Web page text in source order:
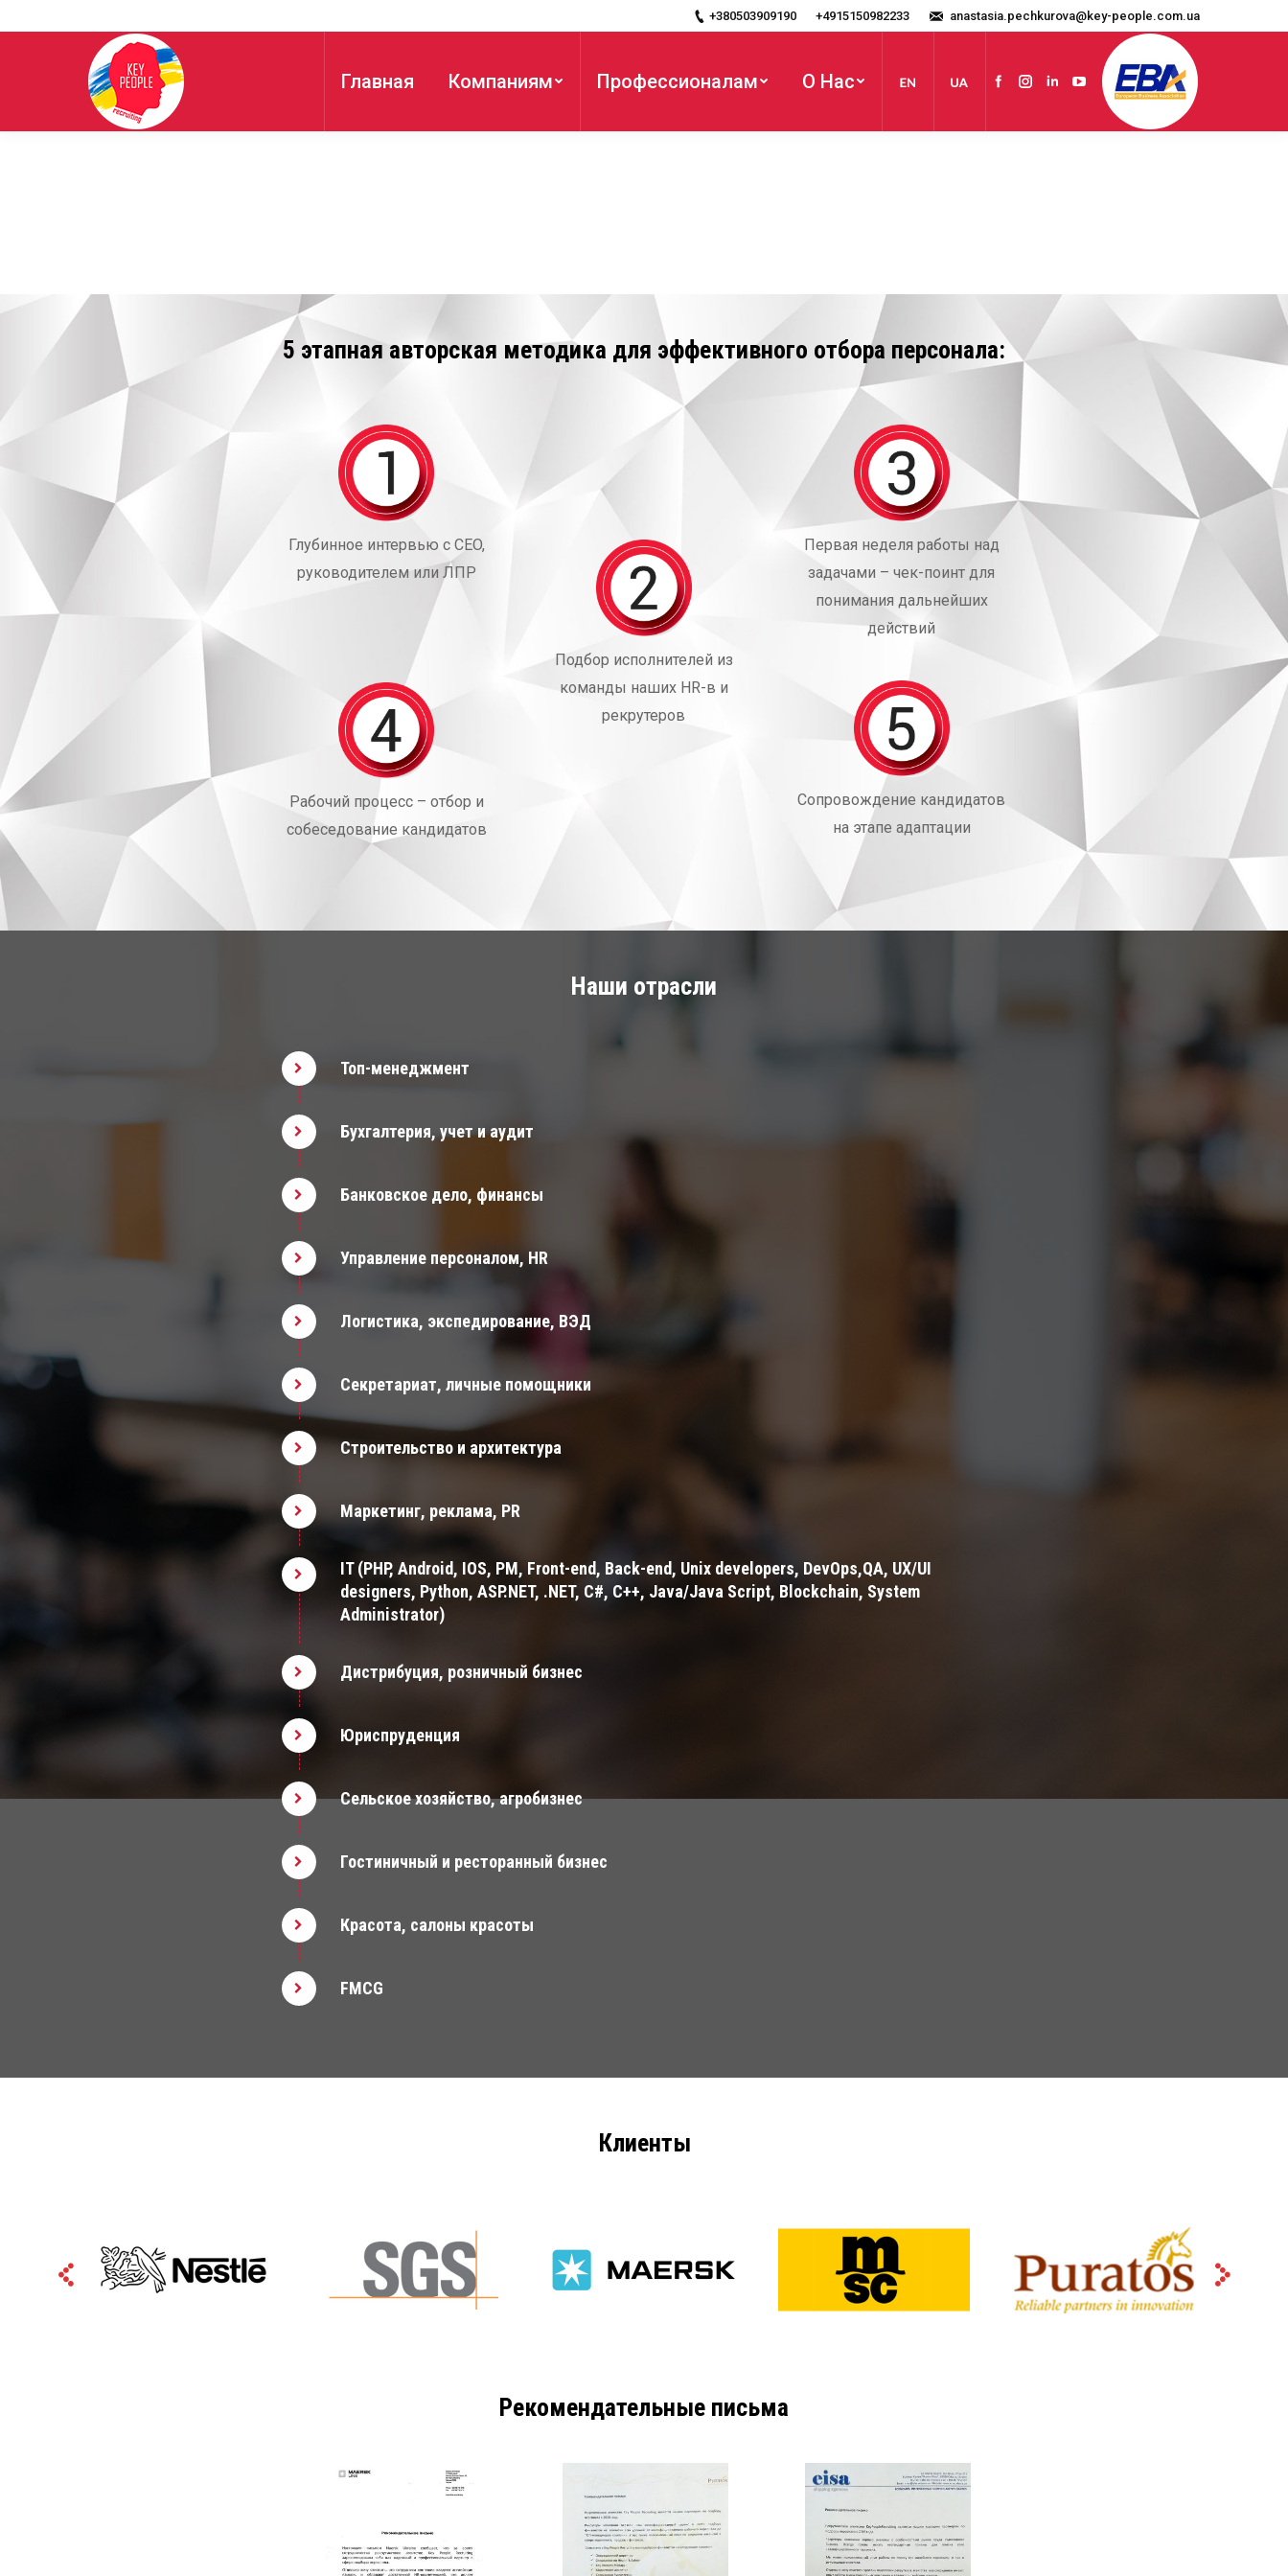
+380503909190 +4915150982233 anastasia.pechkurova@key-people.com.ua
Главная Компаниям Профессионалам О Нас Facebook
Instagram
LinkedinYouTube
Сайт
5 этапная авторская методика для эффективного отбора персонала:
Глубинное интервью с CEO,
руководителем или ЛПР
Рабочий процесс – отбор и
собеседование кандидатов
Подбор исполнителей из
команды наших HR-в и
рекрутеров
Первая неделя работы над
задачами – чек-поинт для
понимания дальнейших
действий
Сопровождение кандидатов
на этапе адаптации
Наши отрасли
Топ-менеджмент
Бухгалтерия, учет и аудит
Банковское дело, финансы
Управление персоналом, HR
Логистика, экспедирование, ВЭД
Секретариат, личные помощники
Строительство и архитектура
Маркетинг, реклама, PR
IT (PHP, Android, IOS, PM, Front-end, Back-end, Unix developers, DevOps,QA, UX/UI
designers, Python, ASP.NET, .NET, C#, C++, Java/Java Script, Blockchain, System
Administrator)
Дистрибуция, розничный бизнес
Юриспруденция
Сельское хозяйство, агробизнес
Гостиничный и ресторанный бизнес
Красота, салоны красоты
FMCG
Клиенты
Рекомендательные письма